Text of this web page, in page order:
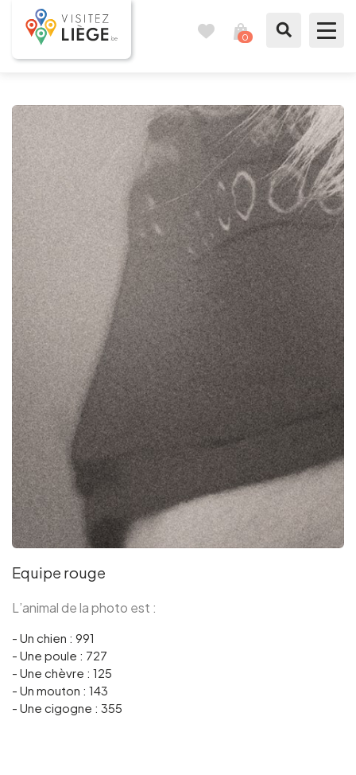
0
Comme un Liégeois
Préparer mon séjour
Nos suggestions
Pays de Liège
Agenda
Suivez-nous
Presse
Groupes et voyagistes
FR EN NL DE
Equipe rouge
L’animal de la photo est :
- Un chien : 991
- Une poule : 727
- Une chèvre : 125
- Un mouton : 143
- Une cigogne : 355